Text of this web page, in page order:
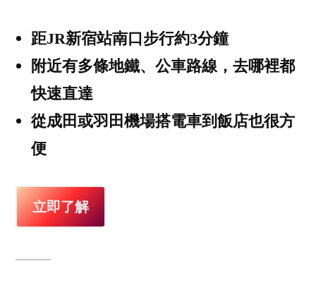
距JR新宿站南口步行約3分鐘
附近有多條地鐵、公車路線，去哪裡都
快速直達
從成田或羽田機場搭電車到飯店也很方
便
立即了解